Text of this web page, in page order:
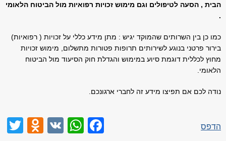
הבית , הסעה לטיפולים וגם מימוש זכויות רפואיות מול הביטוח הלאומי
.
כמו כן בין השרותים שהמוקד יגיש : מתן מידע כללי על זכויות ( רפואיות)
בירור פרטני בנוגע לשירותים תרופות פטורות מתשלום, מימוש זכויות
מחוץ לכללית דוגמת סיוע במימוש והגדלת חוק הסיעוד מול הביטוח
הלאומי.
נודה לכם אם תפיצו מידע זה לחברי ארגונכם.
הדפס Facebook
VK